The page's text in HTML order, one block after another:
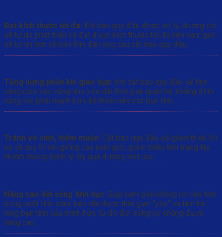
Đạt kích thước tối đa: Khi bao quy đầu được xử lý, dương vật
sẽ tự do phát triển và đạt được kích thước tối đa nên nam giới
sẽ tự tin hơn về bản lĩnh đàn ông sau cắt bao quy đầu.
Tăng hưng phấn khi giao hợp: Khi cắt bao quy đầu sẽ làm
căng cảm xúc cũng như kéo dài thời gian quan hệ, khẳng định
năng lực phái mạnh hơn để thỏa mãn cho bạn tình.
Tránh vô sinh, hiếm muộn: Cắt bao quy đầu sẽ giảm thiểu lỗi
no về duy trì nòi giống của nam giới, giảm thiểu tình trạng lây
nhiễm những bệnh lý lây qua đường tình dục.
Nâng cao đời sống tình dục: Giúp nam giới không rơi vào tình
trạng xuất tinh sớm, kéo dài được thời gian “yêu” và làm hài
lòng bạn tình của mình hơn, từ đó đời sống vợ chồng được
nâng cao.